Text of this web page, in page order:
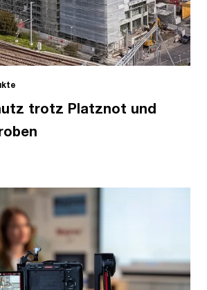
trotz Platznot und